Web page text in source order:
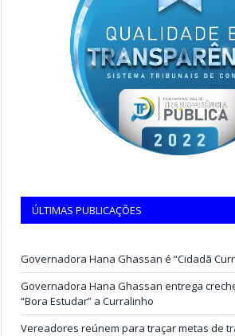
ÚLTIMAS PUBLICAÇÕES
Governadora Hana Ghassan é “Cidadã
Governadora Hana Ghassan entrega
“Bora Estudar” a Curralinho
Vereadores reúnem para traçar metas de